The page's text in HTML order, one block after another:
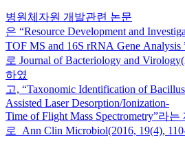
병원체자원 개발관련 논문
은 “Resource Development and
TOF MS and 16S rRNA Gene Analysis
로 Journal of Bacteriology and
하였
고, “Taxonomic Identification of
Assisted Laser Desorption/Ionization-
Time of Flight Mass Spectrometry”라는
로 Ann Clin Microbiol(2016, 19(4),